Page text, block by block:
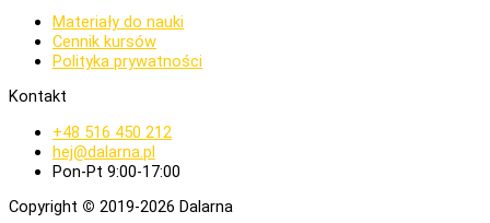
Materiały do nauki
Cennik kursów
Polityka prywatności
Kontakt
+48 516 450 212
hej@dalarna.pl
Pon-Pt 9:00-17:00
Copyright © 2019-2026 Dalarna